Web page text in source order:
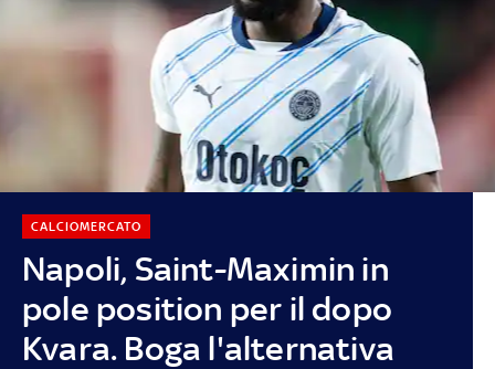
Napoli, Saint-Maximin in
pole position per il dopo
Kvara. Boga l'alternativa
CALCIOMERCATO